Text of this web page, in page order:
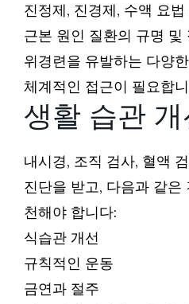
진정제, 진경제, 수액 요법
근본 원인 질환의 규명 및
위경련을 유발하는 다양
체계적인 접근이 필요합
생활 습관 개
내시경, 조직 검사, 혈액
진단을 받고, 다음과 같은
천해야 합니다:
식습관 개선
규칙적인 운동
금연과 절주